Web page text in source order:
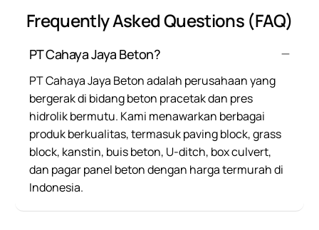
Frequently Asked Questions (FAQ)
PT Cahaya Jaya Beton?
PT Cahaya Jaya Beton adalah perusahaan yang
bergerak di bidang beton pracetak dan pres
hidrolik bermutu. Kami menawarkan berbagai
produk berkualitas, termasuk paving block, grass
block, kanstin, buis beton, U-ditch, box culvert,
dan pagar panel beton dengan harga termurah di
Indonesia.